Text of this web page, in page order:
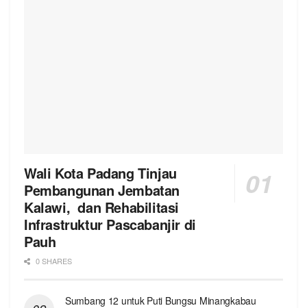
Wali Kota Padang Tinjau
Pembangunan Jembatan
Kalawi, dan Rehabilitasi
Infrastruktur Pascabanjir di
Pauh
0 SHARES
Sumbang 12 untuk Puti Bungsu Minangkabau